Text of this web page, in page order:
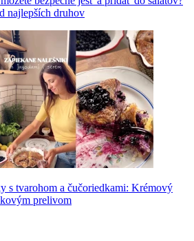
najlepších druhov
s tvarohom a čučoriedkami: Krémový
prelivom